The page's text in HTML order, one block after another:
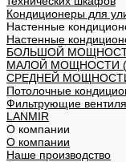
Кондиционеры для
Настенные
Настенные
БОЛЬШОЙ МОЩНОСТИ
МАЛОЙ МОЩНОСТИ
СРЕДНЕЙ МОЩНОСТИ
Потолочные
Фильтрующие
LANMIR
О компании
О компании
Наше производство